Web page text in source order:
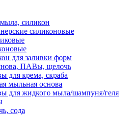
силикон
силиконовые
для заливки форм
ПАВы, щелочь
для крема, скраба
мыльная основа
для жидкого мыла/шампуня/геля
сода